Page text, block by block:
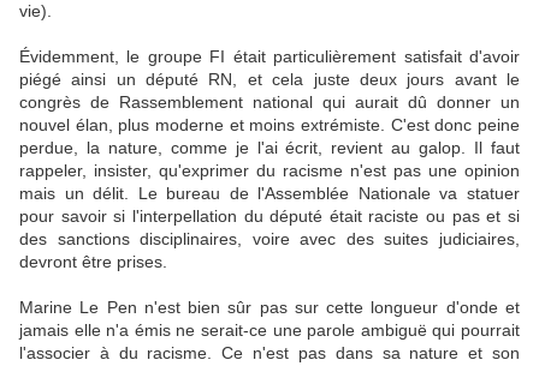
vie).
Évidemment, le groupe FI était particulièrement satisfait d'avoir
piégé ainsi un député RN, et cela juste deux jours avant le
congrès de Rassemblement national qui aurait dû donner un
nouvel élan, plus moderne et moins extrémiste. C'est donc peine
perdue, la nature, comme je l'ai écrit, revient au galop. Il faut
rappeler, insister, qu'exprimer du racisme n'est pas une opinion
mais un délit. Le bureau de l'Assemblée Nationale va statuer
pour savoir si l'interpellation du député était raciste ou pas et si
des sanctions disciplinaires, voire avec des suites judiciaires,
devront être prises.
Marine Le Pen n'est bien sûr pas sur cette longueur d'onde et
jamais elle n'a émis ne serait-ce une parole ambiguë qui pourrait
l'associer à du racisme. Ce n'est pas dans sa nature et son